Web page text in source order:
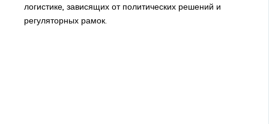
логистике, зависящих от политических решений и
регуляторных рамок.